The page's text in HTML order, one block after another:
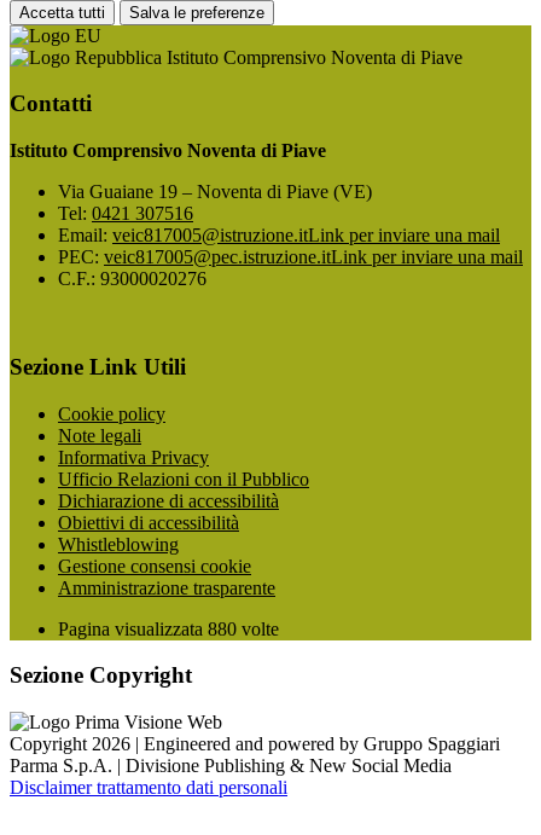
Accetta tutti Salva le preferenze
Istituto Comprensivo Noventa di Piave
Contatti
Istituto Comprensivo Noventa di Piave
Via Guaiane 19 – Noventa di Piave (VE)
Tel: 0421 307516
Email: veic817005@istruzione.itLink per inviare una mail
PEC: veic817005@pec.istruzione.itLink per inviare una mail
C.F.: 93000020276
Sezione Link Utili
Cookie policy
Note legali
Informativa Privacy
Ufficio Relazioni con il Pubblico
Dichiarazione di accessibilità
Obiettivi di accessibilità
Whistleblowing
Gestione consensi cookie
Amministrazione trasparente
Pagina visualizzata 880 volte
Sezione Copyright
Copyright 2026 | Engineered and powered by Gruppo Spaggiari
Parma S.p.A. | Divisione Publishing & New Social Media
Disclaimer trattamento dati personali